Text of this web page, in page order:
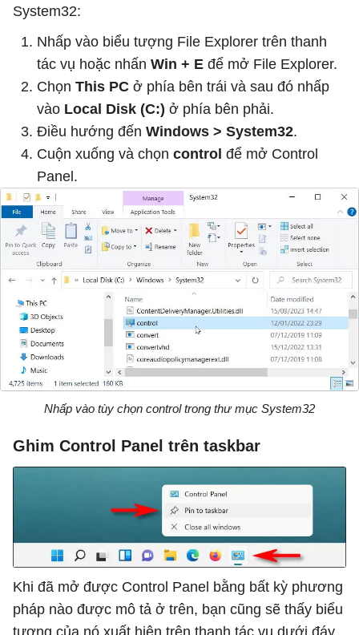
System32:
Nhấp vào biểu tượng File Explorer trên thanh
tác vụ hoặc nhấn Win + E để mở File Explorer.
Chọn This PC ở phía bên trái và sau đó nhấp
vào Local Disk (C:) ở phía bên phải.
Điều hướng đến Windows > System32.
Cuộn xuống và chọn control để mở Control
Panel.
Nhấp vào tùy chọn control trong thư mục System32
Ghim Control Panel trên taskbar
Khi đã mở được Control Panel bằng bất kỳ phương
pháp nào được mô tả ở trên, bạn cũng sẽ thấy biểu
tượng của nó xuất hiện trên thanh tác vụ dưới đáy